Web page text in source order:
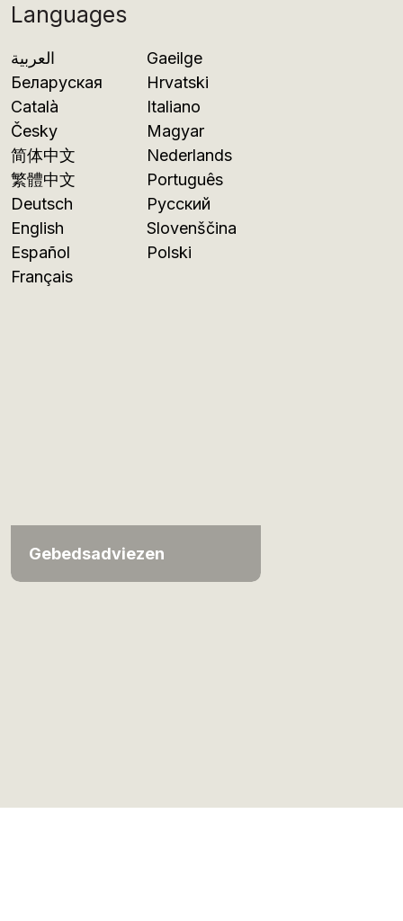
Languages
العربية
Беларуская
Català
Česky
简体中文
繁體中文
Deutsch
English
Español
Français
Gaeilge
Hrvatski
Italiano
Magyar
Nederlands
Português
Русский
Slovenščina
Polski
Gebedsadviezen